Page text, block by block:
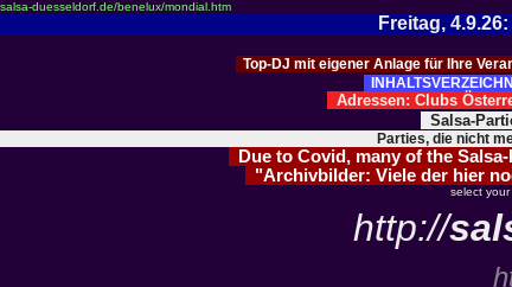
salsa-duesseldorf.de/benelux/mondial.htm
Freitag,
Top-DJ mit eigener Anlage für Ihre
Adressen: Clubs
Salsa-
Parties, die nicht
Due to Covid, many of the
"Archivbilder: Viele der hier
select
http://